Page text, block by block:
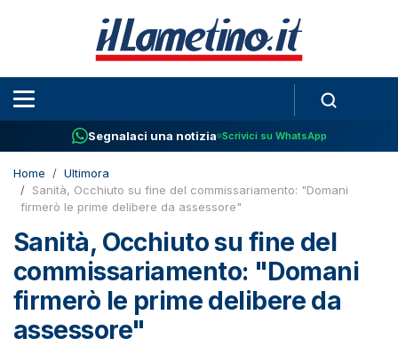
Segnalaci una notizia Scrivici su WhatsApp
Home
Ultimora
Sanità, Occhiuto su fine del commissariamento: "Domani
firmerò le prime delibere da assessore"
Sanità, Occhiuto su fine del
commissariamento: "Domani
firmerò le prime delibere da
assessore"